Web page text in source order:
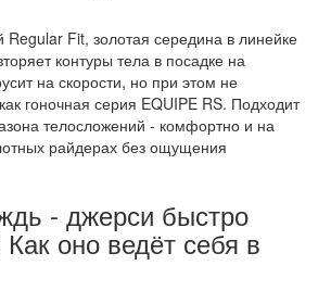
Regular Fit, золотая середина в линейке
контуры тела в посадке на
на скорости, но при этом не
гоночная серия EQUIPE RS. Подходит
телосложений - комфортно и на
райдерах без ощущения
- джерси быстро
оно ведёт себя в